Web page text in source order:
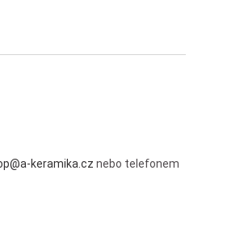
keramika.cz nebo telefonem